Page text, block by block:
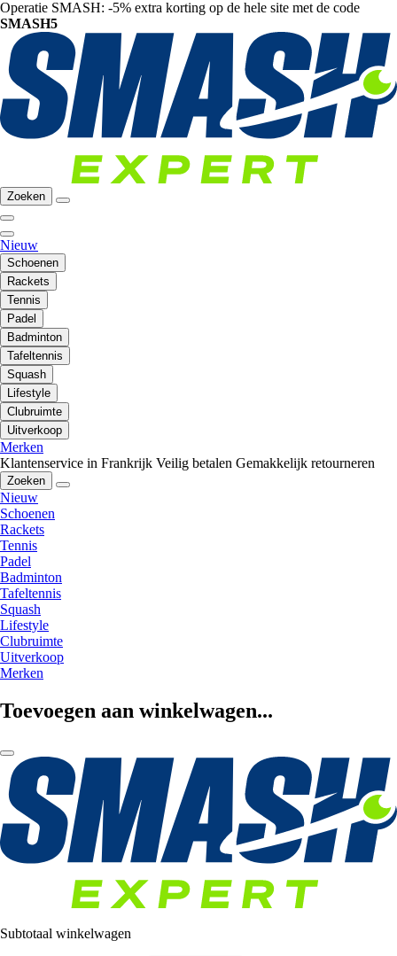
Operatie SMASH: -5% extra korting op de hele site met de code
SMASH5
Zoeken
Nieuw
Schoenen
Rackets
Tennis
Padel
Badminton
Tafeltennis
Squash
Lifestyle
Clubruimte
Uitverkoop
Merken
Klantenservice in Frankrijk Veilig betalen Gemakkelijk retourneren
Zoeken
Nieuw
Schoenen
Rackets
Tennis
Padel
Badminton
Tafeltennis
Squash
Lifestyle
Clubruimte
Uitverkoop
Merken
Toevoegen aan winkelwagen...
Subtotaal winkelwagen